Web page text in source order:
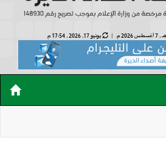
7 أغسطس 2026 م | يونيو 17, 2026 , 17:54 م